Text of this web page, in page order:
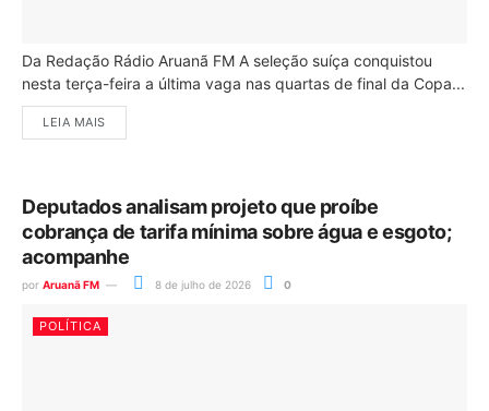
Da Redação Rádio Aruanã FM A seleção suíça conquistou
nesta terça-feira a última vaga nas quartas de final da Copa...
LEIA MAIS
Deputados analisam projeto que proíbe
cobrança de tarifa mínima sobre água e esgoto;
acompanhe
por Aruanã FM 8 de julho de 2026 0
POLÍTICA